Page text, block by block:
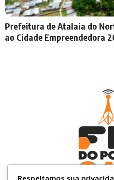
Prefeitura de Atalaia do
ao Cidade Empreendedora